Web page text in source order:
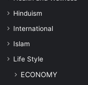
Hinduism
International
Islam
Life Style
ECONOMY